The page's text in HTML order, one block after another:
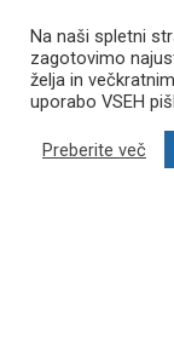
Na naši spletni
zagotovimo
želja in
uporabo VSEH
Preberite več